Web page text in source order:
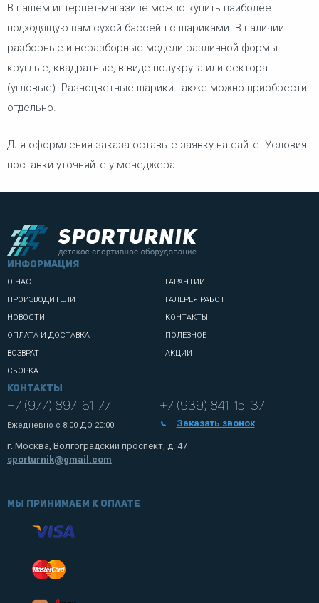
В нашем интернет-магазине можно купить наиболее
подходящую вам сухой бассейн с шариками. В наличии
разборные и неразборные модели различной формы:
круглые, квадратные, в виде полукруга или сектора
(угловые). Разноцветные шарики также можно приобрести
отдельно.
Для оформления заказа оставьте заявку на сайте. Условия
поставки уточняйте у менеджера.
информация
О НАС
ПРОИЗВОДИТЕЛИ
НОВОСТИ
ОПЛАТА И ДОСТАВКА
ВОЗВРАТ
СБОРКА
ГАРАНТИИ
ГАЛЕРЕЯ РАБОТ
КОНТАКТЫ
ПОЛЕЗНОЕ
АКЦИИ
Контакты
+7 (977) 897-61-77
Ежедневно с 8:00 ДО 20:00
+7 (939) 841-15-37
Заказать звонок
г. Москва, Волгоградский проспект, д. 47
sporturnik@gmail.com
Мы принимаем к оплате